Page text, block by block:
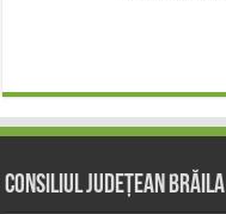
Consiliul Județean Brăila